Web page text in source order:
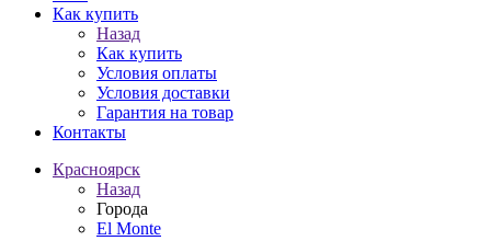
Как купить
Назад
Как купить
Условия оплаты
Условия доставки
Гарантия на товар
Контакты
Красноярск
Назад
Города
El Monte